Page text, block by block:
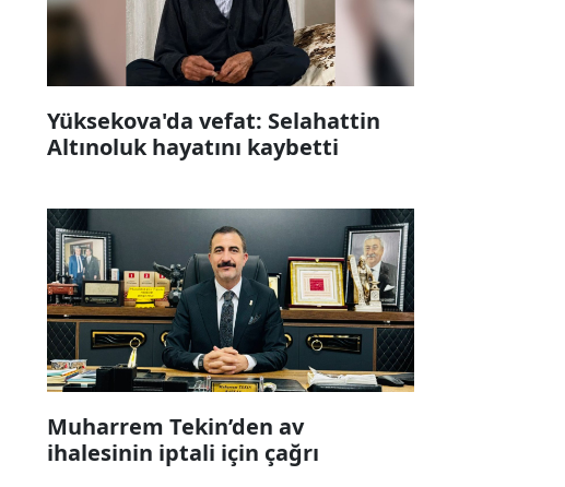
Yüksekova'da vefat: Selahattin
Altınoluk hayatını kaybetti
Muharrem Tekin’den av
ihalesinin iptali için çağrı